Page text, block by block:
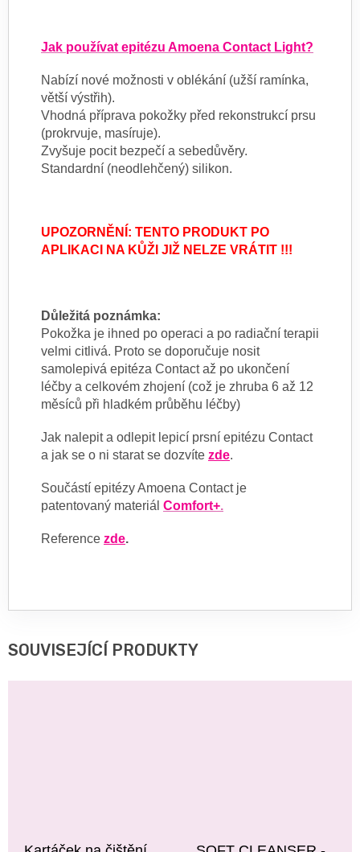
Jak používat epitézu Amoena Contact Light?
Nabízí nové možnosti v oblékání (užší ramínka,
větší výstřih).
Vhodná příprava pokožky před rekonstrukcí prsu
(prokrvuje, masíruje).
Zvyšuje pocit bezpečí a sebedůvěry.
Standardní (neodlehčený) silikon.
UPOZORNĚNÍ: TENTO PRODUKT PO
APLIKACI NA KŮŽI JIŽ NELZE VRÁTIT !!!
Důležitá poznámka:
Pokožka je ihned po operaci a po radiační terapii
velmi citlivá. Proto se doporučuje nosit
samolepivá epitéza Contact až po ukončení
léčby a celkovém zhojení (což je zhruba 6 až 12
měsíců při hladkém průběhu léčby)
Jak nalepit a odlepit lepicí prsní epitézu Contact
a jak se o ni starat se dozvíte zde.
Součástí epitézy Amoena Contact je
patentovaný materiál Comfort+.
Reference zde.
SOUVISEJÍCÍ PRODUKTY